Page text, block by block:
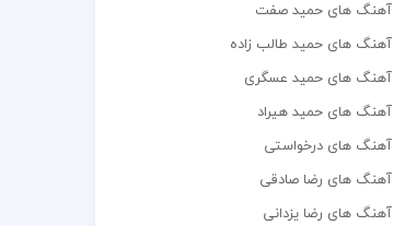
آهنگ های حمید صفت
آهنگ های حمید طالب زاده
آهنگ های حمید عسگری
آهنگ های حمید هیراد
آهنگ های درخواستی
آهنگ های رضا صادقی
آهنگ های رضا یزدانی